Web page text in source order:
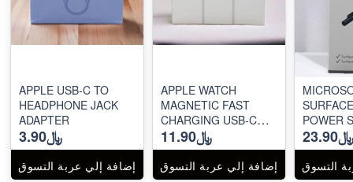
APPLE USB-C TO
HEADPHONE JACK
ADAPTER
﷼3.90
إضافة إلي عربة التسوق
APPLE WATCH
MAGNETIC FAST
CHARGING USB-C
CABLE﷼11.90
إضافة إلي عربة التسوق
POWER
﷼23.90
التسوق